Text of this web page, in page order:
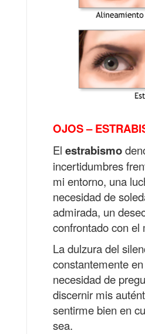
OJOS –
El estrabismo
incertidumbres
mi entorno, una
necesidad de
admirada, un
confrontado con el
La dulzura del
constantemente
necesidad de
discernir mis
sentirme bien en
sea.